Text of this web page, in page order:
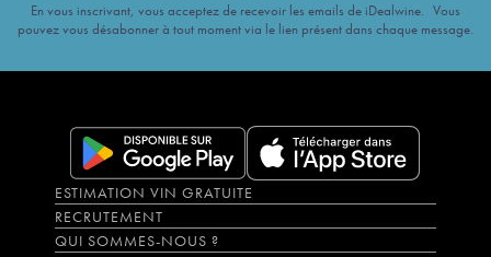
En vous inscrivant, vous acceptez de recevoir les emails de iDealwine. Vous
pouvez vous désabonner à tout moment via le lien présent dans chaque message.
ESTIMATION VIN GRATUITE
RECRUTEMENT
QUI SOMMES-NOUS ?